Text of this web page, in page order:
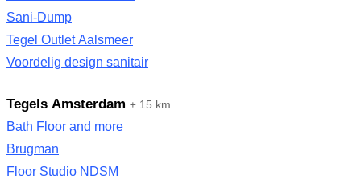
Sani-Dump
Tegel Outlet Aalsmeer
Voordelig design sanitair
Tegels Amsterdam ± 15 km
Bath Floor and more
Brugman
Floor Studio NDSM